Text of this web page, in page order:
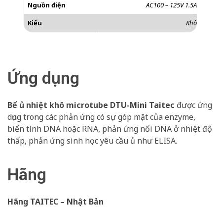
Nguồn điện
AC100 – 125V 1.5A
Kiểu
Khô
Ứng dụng
Bể ủ nhiệt khô microtube DTU-Mini Taitec được ứng
dụng trong các phản ứng có sự góp mặt của enzyme,
biến tính DNA hoặc RNA, phản ứng nối DNA ở nhiệt độ
thấp, phản ứng sinh học yêu cầu ủ như ELISA.
Hãng
Hãng TAITEC – Nhật Bản